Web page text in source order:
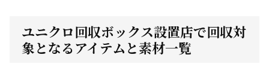
ユニクロ回収ボックス設置店で回収対
象となるアイテムと素材一覧